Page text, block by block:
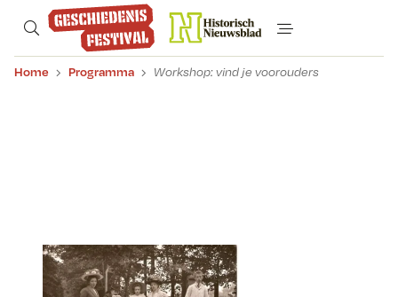
Home Programma Workshop: vind je voorouders